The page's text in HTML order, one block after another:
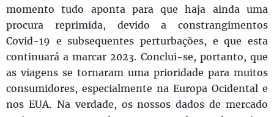
momento tudo aponta para que haja ainda uma
procura reprimida, devido a constrangimentos
Covid-19 e subsequentes perturbações, e que esta
continuará a marcar 2023. Conclui-se, portanto, que
as viagens se tornaram uma prioridade para muitos
consumidores, especialmente na Europa Ocidental e
nos EUA. Na verdade, os nossos dados de mercado